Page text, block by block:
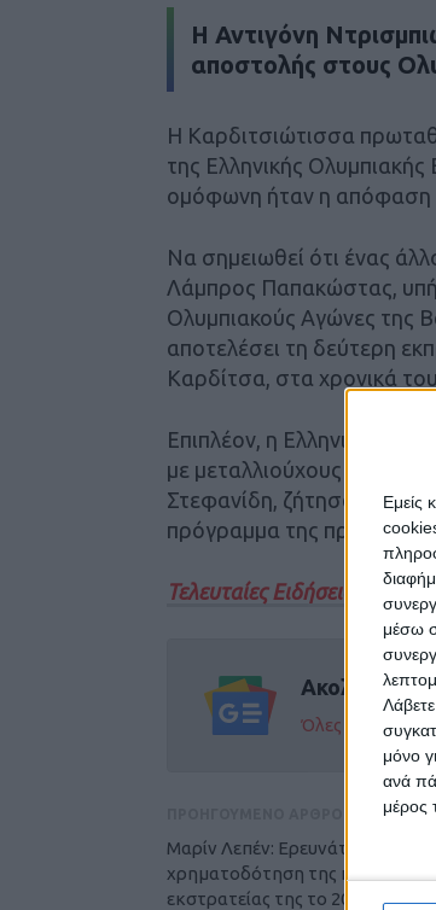
Εμείς
μέσω
μόνο
ανά
μέρος
Η Αντιγόνη
αποστολής στους
Η Καρδιτσιώτισσα
της Ελληνικής
ομόφωνη ήταν η απόφαση
Να σημειωθεί ότι ένας
Λάμπρος Παπακώστας,
Ολυμπιακούς Αγώνες της
αποτελέσει τη δεύτερη
Καρδίτσα, στα χρονικά
Επιπλέον, η Ελληνική
με μεταλλιούχους
Στεφανίδη, ζήτησαν να
πρόγραμμα της
Τελευταίες Ειδήσεις Σήμερα
Όλες οι
Μαρίν Λεπέν: Ερευνάται για
χρηματοδότηση της
εκστρατείας της το 2022